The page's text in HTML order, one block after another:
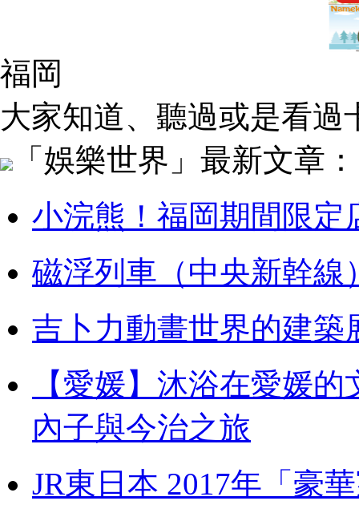
福岡
大家知道、聽過或是看
「娛樂世界」最新文章：
小浣熊！福岡期間限定
磁浮列車（中央新幹線
吉卜力動畫世界的建築
【愛媛】沐浴在愛媛
內子與今治之旅
JR東日本 2017年「豪